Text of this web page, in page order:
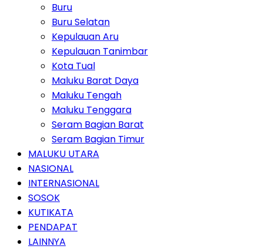
Buru
Buru Selatan
Kepulauan Aru
Kepulauan Tanimbar
Kota Tual
Maluku Barat Daya
Maluku Tengah
Maluku Tenggara
Seram Bagian Barat
Seram Bagian Timur
MALUKU UTARA
NASIONAL
INTERNASIONAL
SOSOK
KUTIKATA
PENDAPAT
LAINNYA